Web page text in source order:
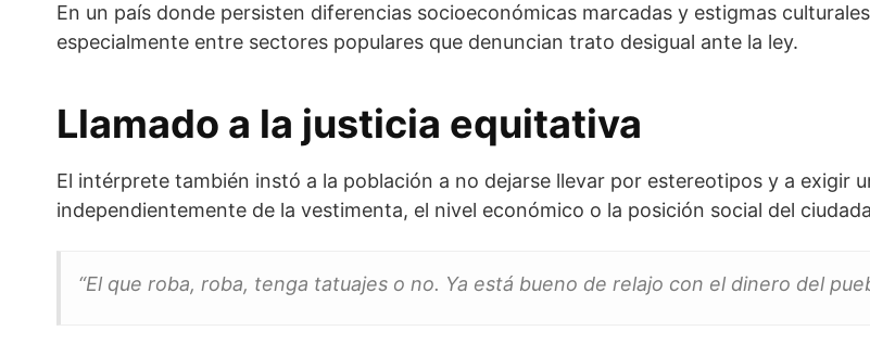
En un país donde persisten diferencias socioeconómicas marcadas y estigmas
especialmente entre sectores populares que denuncian trato desigual ante la ley.
Llamado a la justicia equitativa
El intérprete también instó a la población a no dejarse llevar por estereotipos y a exigir
independientemente de la vestimenta, el nivel económico o la posición social del
“El que roba, roba, tenga tatuajes o no. Ya está bueno de relajo con el dinero del